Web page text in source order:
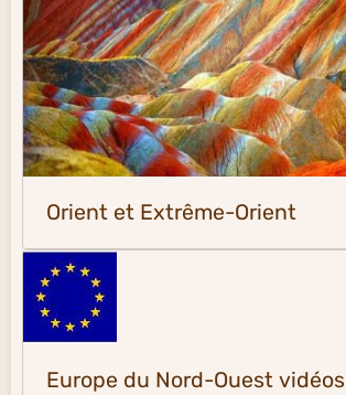
Orient et Extrême-Orient
Europe du Nord-Ouest vidéos